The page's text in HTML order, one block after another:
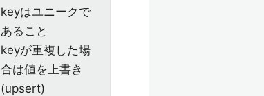
keyはユニークで
あること
keyが重複した場
合は値を上書き
(upsert)